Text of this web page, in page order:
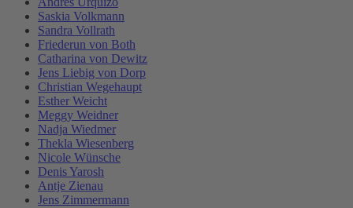
Saskia Volkmann
Sandra Vollrath
Friederun von Both
Catharina von Dewitz
Jens Liebig von Dorp
Christian Wegehaupt
Esther Weicht
Meggy Weidner
Nadja Wiedmer
Thekla Wiesenberg
Nicole Wünsche
Denis Yarosh
Antje Zienau
Jens Zimmermann